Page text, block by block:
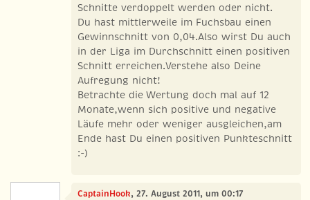
Schnitte verdoppelt werden oder nicht.
Du hast mittlerweile im Fuchsbau einen
Gewinnschnitt von 0,04.Also wirst Du auch
in der Liga im Durchschnitt einen positiven
Schnitt erreichen.Verstehe also Deine
Aufregung nicht!
Betrachte die Wertung doch mal auf 12
Monate,wenn sich positive und negative
Läufe mehr oder weniger ausgleichen,am
Ende hast Du einen positiven Punkteschnitt
:-)
CaptainHook, 27. August 2011, um 00:17